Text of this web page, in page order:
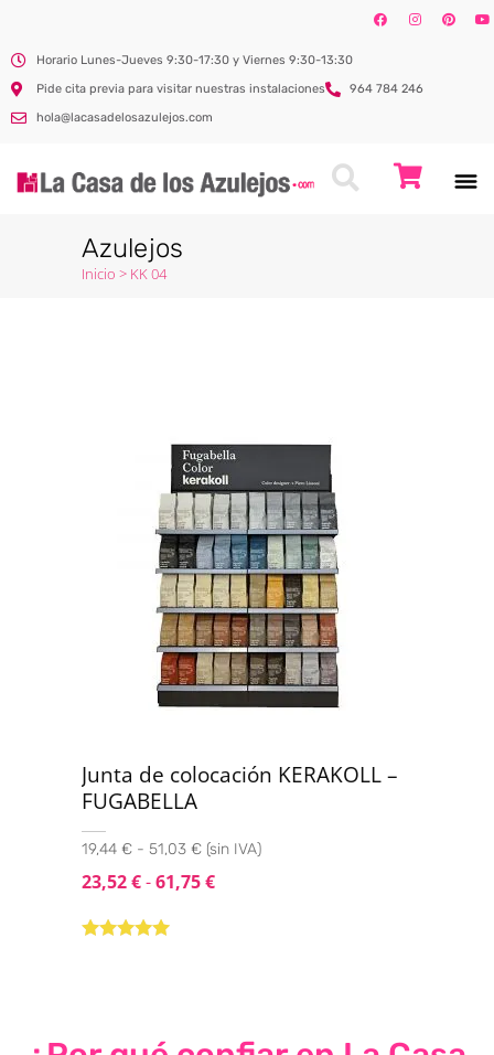
Horario Lunes-Jueves 9:30-17:30 y Viernes 9:30-13:30
Pide cita previa para visitar nuestras instalaciones
964 784 246
hola@lacasadelosazulejos.com
Azulejos
Inicio > KK 04
Junta de colocación KERAKOLL –
FUGABELLA
19,44 € - 51,03 € (sin IVA)
23,52€-61,75€